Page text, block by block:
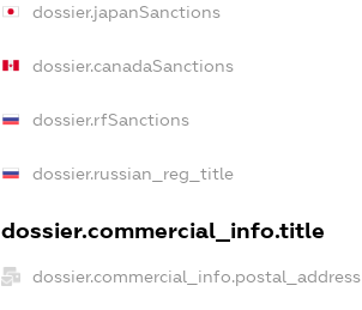
dossier.japanSanctions
dossier.canadaSanctions
dossier.rfSanctions
dossier.russian_reg_title
dossier.commercial_info.title
dossier.commercial_info.postal_address